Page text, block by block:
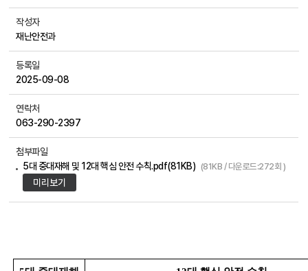
작성자
재난안전과
등록일
2025-09-08
연락처
063-290-2397
첨부파일
5대 중대재해 및 12대 핵심 안전 수칙.pdf(81KB) (81KB / 다운로드:272회 )
미리보기